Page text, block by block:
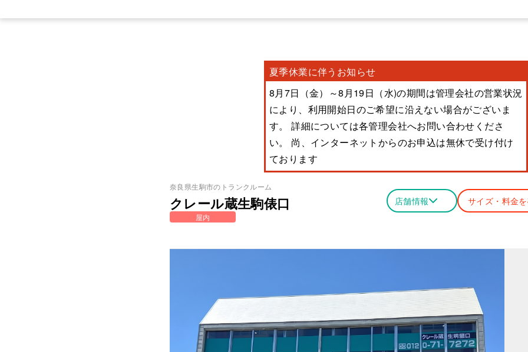
夏季休業に伴うお知らせ
8月7日（金）～8月19日（水)の期間は管理会社の営業状況
により、利用開始日のご希望に沿えない場合がございま
す。 詳細については各管理会社へお問い合わせくださ
い。 尚、インターネットからのお申込は無休で受け付け
ております
奈良県生駒市のトランクルーム
クレール蔵生駒俵口
屋内
店舗情報 サイズ・料金